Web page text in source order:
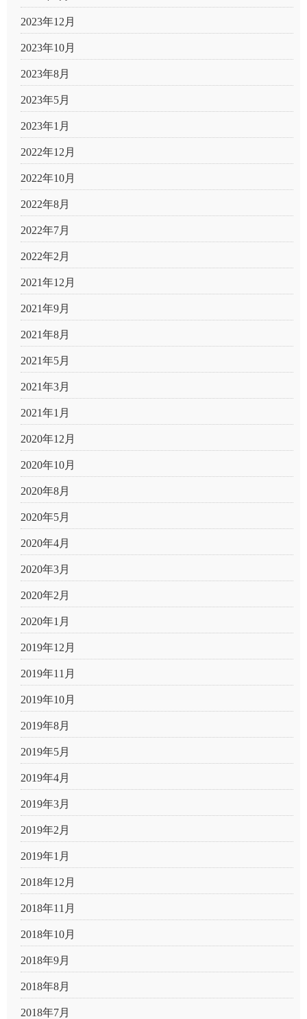
2023年12月
2023年10月
2023年8月
2023年5月
2023年1月
2022年12月
2022年10月
2022年8月
2022年7月
2022年2月
2021年12月
2021年9月
2021年8月
2021年5月
2021年3月
2021年1月
2020年12月
2020年10月
2020年8月
2020年5月
2020年4月
2020年3月
2020年2月
2020年1月
2019年12月
2019年11月
2019年10月
2019年8月
2019年5月
2019年4月
2019年3月
2019年2月
2019年1月
2018年12月
2018年11月
2018年10月
2018年9月
2018年8月
2018年7月